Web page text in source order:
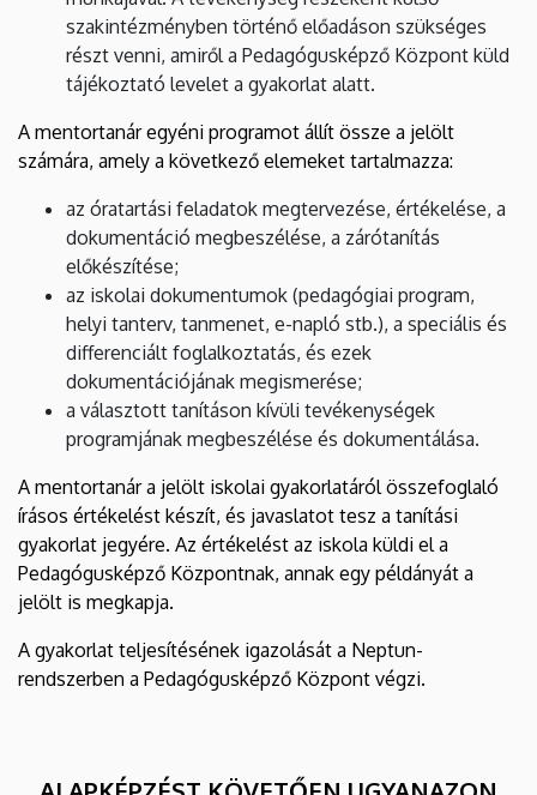
szakintézményben történő előadáson szükséges
részt venni, amiről a Pedagógusképző Központ küld
tájékoztató levelet a gyakorlat alatt.
A mentortanár egyéni programot állít össze a jelölt
számára, amely a következő elemeket tartalmazza:
az óratartási feladatok megtervezése, értékelése, a
dokumentáció megbeszélése, a zárótanítás
előkészítése;
az iskolai dokumentumok (pedagógiai program,
helyi tanterv, tanmenet, e-napló stb.), a speciális és
differenciált foglalkoztatás, és ezek
dokumentációjának megismerése;
a választott tanításon kívüli tevékenységek
programjának megbeszélése és dokumentálása.
A mentortanár a jelölt iskolai gyakorlatáról összefoglaló
írásos értékelést készít, és javaslatot tesz a tanítási
gyakorlat jegyére. Az értékelést az iskola küldi el a
Pedagógusképző Központnak, annak egy példányát a
jelölt is megkapja.
A gyakorlat teljesítésének igazolását a Neptun-
rendszerben a Pedagógusképző Központ végzi.